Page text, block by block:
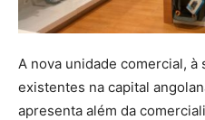
A nova unidade comercial, à
existentes na capital
apresenta além da